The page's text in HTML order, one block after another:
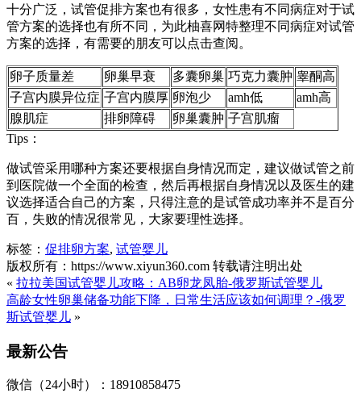
十分广泛，试管促排方案也有很多，女性患有不同病症对于试
管方案的选择也有所不同，为此柚喜网特整理不同病症对试管
方案的选择，有需要的朋友可以点击查阅。
卵子质量差 卵巢早衰 多囊卵巢 巧克力囊肿 睾酮高
子宫内膜异位症 子宫内膜厚 卵泡少 amh低
amh高
腺肌症
排卵障碍 卵巢囊肿 子宫肌瘤
Tips：
做试管采用哪种方案还要根据自身情况而定，建议做试管之前
到医院做一个全面的检查，然后再根据自身情况以及医生的建
议选择适合自己的方案，只得注意的是试管成功率并不是百分
百，失败的情况很常见，大家要理性选择。
标签： 促排卵方案, 试管婴儿
版权所有：https://www.xiyun360.com 转载请注明出处
« 拉拉美国试管婴儿攻略：AB卵龙凤胎-俄罗斯试管婴儿
高龄女性卵巢储备功能下降，日常生活应该如何调理？-俄罗
斯试管婴儿 »
最新公告
微信（24小时）：18910858475